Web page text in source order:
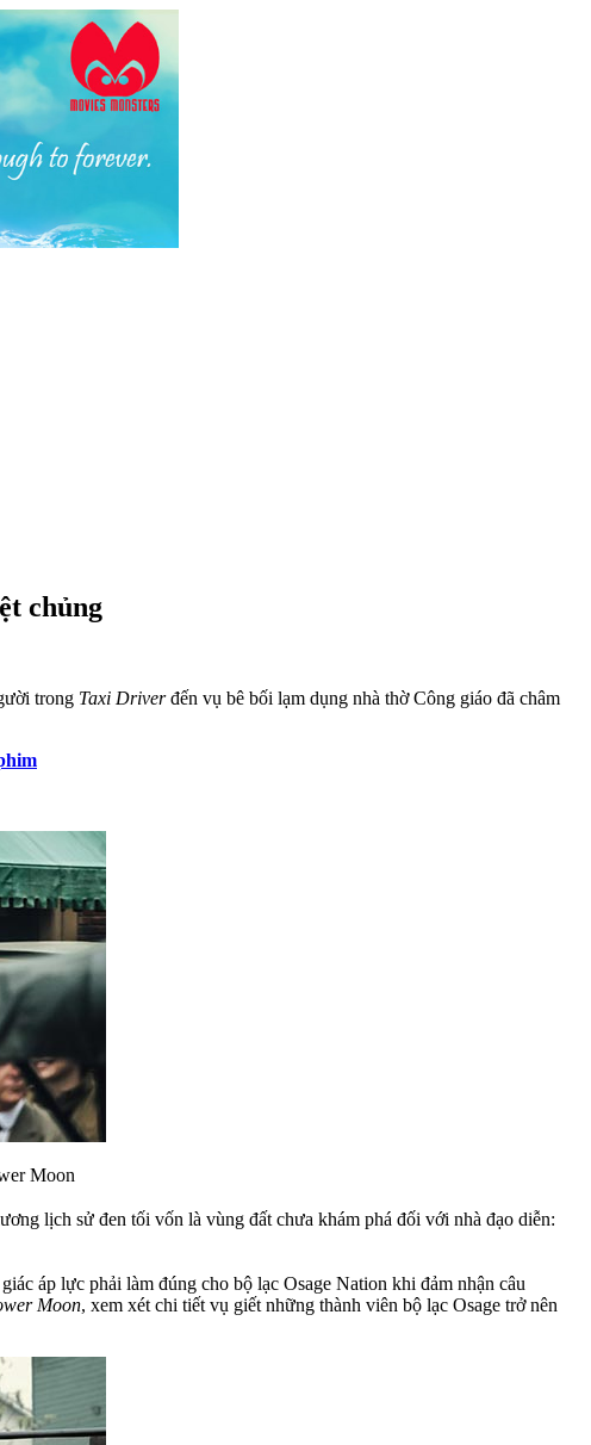
chủng
trong Taxi Driverđến vụ bê bối lạm dụng nhà thờ Công giáo đã châm
Moon
lịch sử đen tối vốn là vùng đất chưa khám phá đối với nhà đạo diễn:
áp lực phải làm đúng cho bộ lạc Osage Nation khi đảm nhận câu
Moon, xem xét chi tiết vụ giết những thành viên bộ lạc Osage trở nên